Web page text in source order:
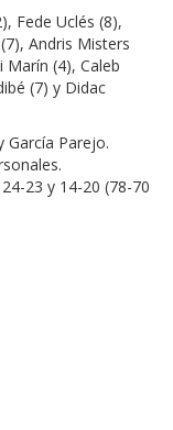
Fede Uclés (8),
Andris Misters
Marín (4), Caleb
(7) y Didac
Parejo.
23 y 14-20 (78-70